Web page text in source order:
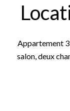
Appartement 3
salon, deux